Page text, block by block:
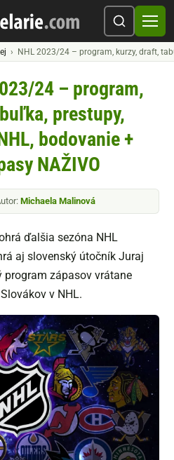
NHL 2023/24 – program, kurzy, draft,
24 – program,
prestupy,
bodovanie +
NAŽIVO
Michaela Malinová
ďalšia sezóna NHL
aj slovenský útočník Juraj
program zápasov vrátane
v NHL.